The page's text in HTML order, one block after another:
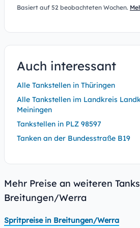
Basiert auf 52 beobachteten Wochen.
Auch interessant
Alle Tankstellen in Thüringen
Alle Tankstellen im Landkreis
Meiningen
Tankstellen in PLZ 98597
Tanken an der Bundesstraße B19
Mehr Preise an weiteren
Breitungen/Werra
Spritpreise in Breitungen/Werra